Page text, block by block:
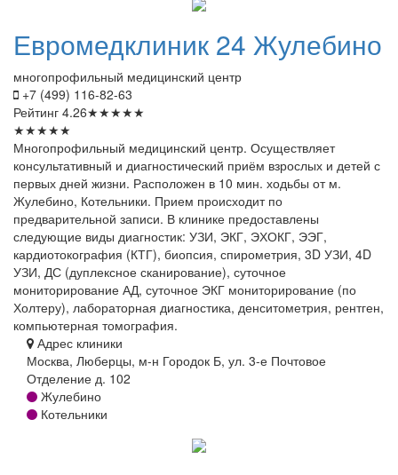
Евромедклиник 24 Жулебино
многопрофильный медицинский центр
+7 (499) 116-82-63
Рейтинг 4.26★★★★★
★★★★★
Многопрофильный медицинский центр. Осуществляет
консультативный и диагностический приём взрослых и детей с
первых дней жизни. Расположен в 10 мин. ходьбы от м.
Жулебино, Котельники. Прием происходит по
предварительной записи. В клинике предоставлены
следующие виды диагностик: УЗИ, ЭКГ, ЭХОКГ, ЭЭГ,
кардиотокография (КТГ), биопсия, спирометрия, 3D УЗИ, 4D
УЗИ, ДС (дуплексное сканирование), суточное
мониторирование АД, суточное ЭКГ мониторирование (по
Холтеру), лабораторная диагностика, денситометрия, рентген,
компьютерная томография.
Адрес клиники
Москва, Люберцы, м-н Городок Б, ул. 3-е Почтовое
Отделение д. 102
Жулебино
Котельники